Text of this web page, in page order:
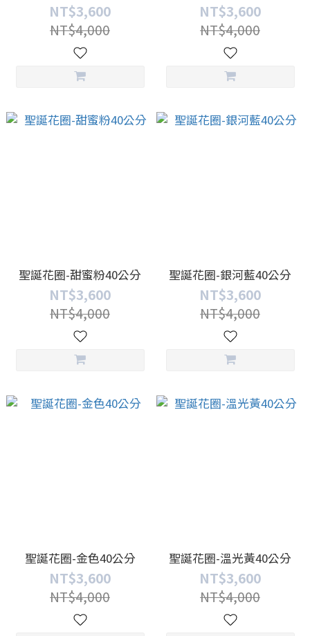
NT$3,600
NT$4,000
NT$3,600
NT$4,000
聖誕花圈-甜蜜粉40公分
NT$3,600
NT$4,000
聖誕花圈-銀河藍40公分
NT$3,600
NT$4,000
聖誕花圈-金色40公分
NT$3,600
NT$4,000
聖誕花圈-溫光黃40公分
NT$3,600
NT$4,000